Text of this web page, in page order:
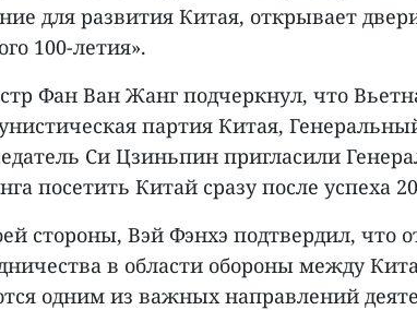
для развития Китая, открывает
100-летия».
Фан Ван Жанг подчеркнул, что
партия Китая,
Си Цзиньпин пригласили
посетить Китай сразу после успеха
стороны, Вэй Фэнхэ подтвердил, что
в области обороны между
одним из важных направлений